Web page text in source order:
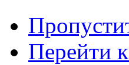
Перейти